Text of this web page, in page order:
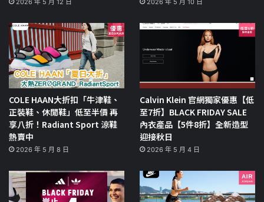
2026 年 5 月 12 日 2026 年 5 月 10 日
COLE HAAN大折扣「牛津鞋、
正裝鞋、休閒鞋」低至半價 再
享八折！Radiant Sport 涼鞋
熱賣中
2026 年 5 月 8 日
Calvin Klein 官網獨家優惠【低
至7折】BLACK FRIDAY SALE
內衣產品【5件8折】全新造型
迎接秋日
2026 年 5 月 4 日